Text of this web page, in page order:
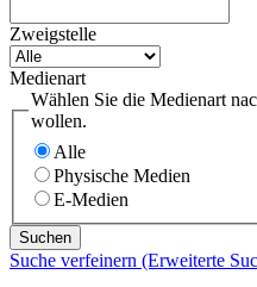
Zweigstelle
Medienart
Wählen Sie die Medienart
wollen.
Alle
Physische Medien
E-Medien
Suche verfeinern (Erweiterte